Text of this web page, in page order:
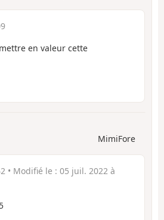
en valeur cette
MimiFore
• Modifié le : 05 juil. 2022 à
5